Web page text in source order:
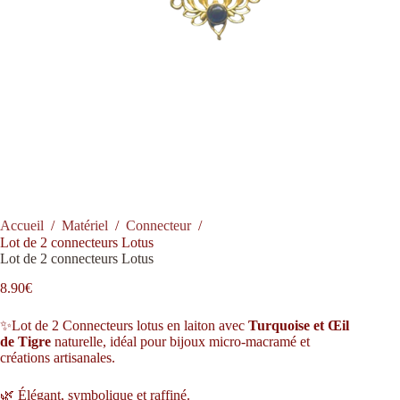
Accueil / Matériel / Connecteur /
Lot de 2 connecteurs Lotus
Lot de 2 connecteurs Lotus
8.90€
✨Lot de 2 Connecteurs lotus en laiton avec Turquoise et Œil
de Tigre naturelle, idéal pour bijoux micro-macramé et
créations artisanales.
🌿 Élégant, symbolique et raffiné.